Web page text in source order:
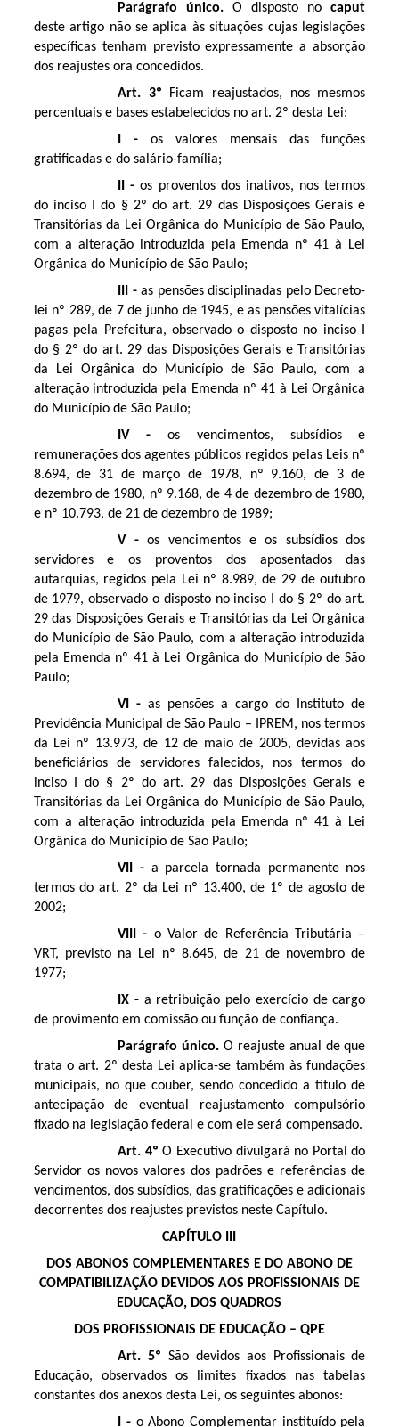
Parágrafo único. O disposto nocaput
deste artigo não se aplica às situações cujas legislações
específicas tenham previsto expressamente a absorção
dos reajustes ora concedidos.
Art. 3º Ficam reajustados, nos mesmos
percentuais e bases estabelecidos no art. 2º desta Lei:
I -os valores mensais das funções
gratificadas e do salário-família;
II - os proventos dos inativos, nos termos
do inciso I do § 2º do art. 29 das Disposições Gerais e
Transitórias da Lei Orgânica do Município de São Paulo,
com a alteração introduzida pela Emenda nº 41 à Lei
Orgânica do Município de São Paulo;
III -as pensões disciplinadas pelo Decreto-
lei nº 289, de 7 de junho de 1945, e as pensões vitalícias
pagas pela Prefeitura, observado o disposto no inciso I
do § 2º do art. 29 das Disposições Gerais e Transitórias
da Lei Orgânica do Município de São Paulo, com a
alteração introduzida pela Emenda nº 41 à Lei Orgânica
do Município de São Paulo;
IV -os vencimentos, subsídios e
remunerações dos agentes públicos regidos pelas Leis nº
8.694, de 31 de março de 1978, nº 9.160, de 3 de
dezembro de 1980, nº 9.168, de 4 de dezembro de 1980,
e nº 10.793, de 21 de dezembro de 1989;
V -os vencimentos e os subsídios dos
servidores e os proventos dos aposentados das
autarquias, regidos pela Lei nº 8.989, de 29 de outubro
de 1979, observado o disposto no inciso I do § 2º do art.
29 das Disposições Gerais e Transitórias da Lei Orgânica
do Município de São Paulo, com a alteração introduzida
pela Emenda nº 41 à Lei Orgânica do Município de São
Paulo;
VI - as pensões a cargo do Instituto de
Previdência Municipal de São Paulo – IPREM, nos termos
da Lei nº 13.973, de 12 de maio de 2005, devidas aos
beneficiários de servidores falecidos, nos termos do
inciso I do § 2º do art. 29 das Disposições Gerais e
Transitórias da Lei Orgânica do Município de São Paulo,
com a alteração introduzida pela Emenda nº 41 à Lei
Orgânica do Município de São Paulo;
VII -a parcela tornada permanente nos
termos do art. 2º da Lei nº 13.400, de 1º de agosto de
2002;
VIII - o Valor de Referência Tributária –
VRT, previsto na Lei nº 8.645, de 21 de novembro de
1977;
IX -a retribuição pelo exercício de cargo
de provimento em comissão ou função de confiança.
Parágrafo único.O reajuste anual de que
trata o art. 2º desta Lei aplica-se também às fundações
municipais, no que couber, sendo concedido a título de
antecipação de eventual reajustamento compulsório
fixado na legislação federal e com ele será compensado.
Art. 4º O Executivo divulgará no Portal do
Servidor os novos valores dos padrões e referências de
vencimentos, dos subsídios, das gratificações e adicionais
decorrentes dos reajustes previstos neste Capítulo.
CAPÍTULO III
DOS ABONOS COMPLEMENTARES E DO ABONO DE
COMPATIBILIZAÇÃO DEVIDOS AOS PROFISSIONAIS DE
EDUCAÇÃO, DOS QUADROS
DOS PROFISSIONAIS DE EDUCAÇÃO – QPE
Art. 5º São devidos aos Profissionais de
Educação, observados os limites fixados nas tabelas
constantes dos anexos desta Lei, os seguintes abonos:
I -o Abono Complementar instituído pela